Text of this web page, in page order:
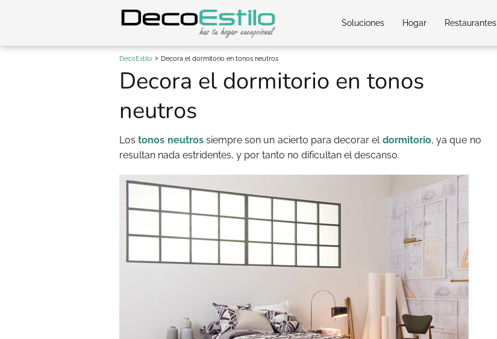
Soluciones Hogar Restaurantes
DecoEstilo Decora el dormitorio en tonos neutros
Decora el dormitorio en tonos
neutros
Lostonos neutrossiempre son un acierto para decorar el dormitorio, ya que no
resultan nada estridentes, y por tanto no dificultan el descanso.